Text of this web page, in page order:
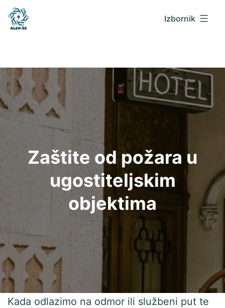
sadržaj
blog
Izbornik
Zaštite od požara u
ugostiteljskim
objektima
Kada odlazimo na odmor ili službeni put te